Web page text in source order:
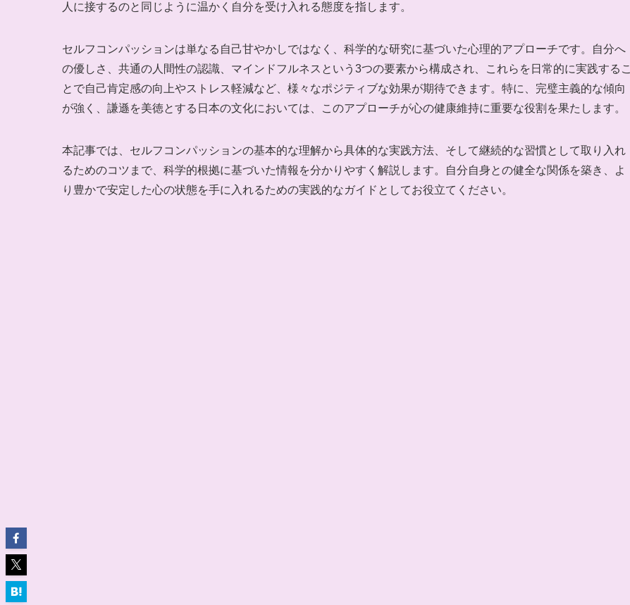
人に接するのと同じように温かく自分を受け入れる態度を指します。
セルフコンパッションは単なる自己甘やかしではなく、科学的な研究に基づいた心理的アプローチです。自分へ
の優しさ、共通の人間性の認識、マインドフルネスという3つの要素から構成され、これらを日常的に実践するこ
とで自己肯定感の向上やストレス軽減など、様々なポジティブな効果が期待できます。特に、完璧主義的な傾向
が強く、謙遜を美徳とする日本の文化においては、このアプローチが心の健康維持に重要な役割を果たします。
本記事では、セルフコンパッションの基本的な理解から具体的な実践方法、そして継続的な習慣として取り入れ
るためのコツまで、科学的根拠に基づいた情報を分かりやすく解説します。自分自身との健全な関係を築き、よ
り豊かで安定した心の状態を手に入れるための実践的なガイドとしてお役立てください。